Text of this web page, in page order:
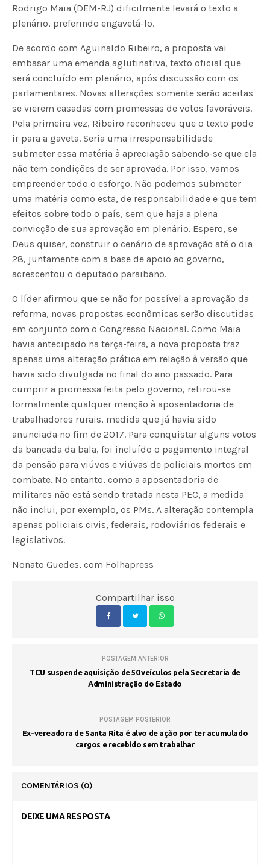
Rodrigo Maia (DEM-RJ) dificilmente levará o texto a
plenário, preferindo engavetá-lo.
De acordo com Aguinaldo Ribeiro, a proposta vai
embasar uma emenda aglutinativa, texto oficial que
será concluído em plenário, após discussão com os
parlamentares. Novas alterações somente serão aceitas
se vierem casadas com promessas de votos favoráveis.
Pela primeira vez, Ribeiro reconheceu que o texto pode
ir para a gaveta. Seria uma irresponsabilidade
submeter essa matéria à apreciação sabendo-se que ela
não tem condições de ser aprovada. Por isso, vamos
empreender todo o esforço. Não podemos submeter
uma matéria como esta, de responsabilidade e que tem
efeitos sobre todo o país, sem que haja a plena
convicção de sua aprovação em plenário. Espero, se
Deus quiser, construir o cenário de aprovação até o dia
28, juntamente com a base de apoio ao governo,
acrescentou o deputado paraibano.
O líder afirmou que se não for possível a aprovação da
reforma, novas propostas econômicas serão discutidas
em conjunto com o Congresso Nacional. Como Maia
havia antecipado na terça-feira, a nova proposta traz
apenas uma alteração prática em relação à versão que
havia sido divulgada no final do ano passado. Para
cumprir a promessa feita pelo governo, retirou-se
formalmente qualquer menção à aposentadoria de
trabalhadores rurais, medida que já havia sido
anunciada no fim de 2017. Para conquistar alguns votos
da bancada da bala, foi incluído o pagamento integral
da pensão para viúvos e viúvas de policiais mortos em
combate. No entanto, como a aposentadoria de
militares não está sendo tratada nesta PEC, a medida
não inclui, por exemplo, os PMs. A alteração contempla
apenas policiais civis, federais, rodoviários federais e
legislativos.
Nonato Guedes, com Folhapress
Compartilhar isso
POSTAGEM ANTERIOR
TCU suspende aquisição de 50 veículos pela Secretaria de
Administração do Estado
POSTAGEM POSTERIOR
Ex-vereadora de Santa Rita é alvo de ação por ter acumulado
cargos e recebido sem trabalhar
COMENTÁRIOS (0)
DEIXE UMA RESPOSTA